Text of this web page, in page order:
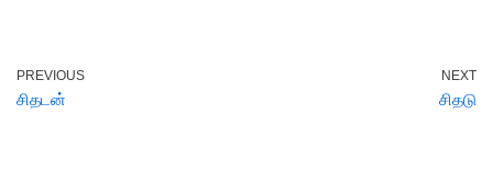
PREVIOUS
சிதடன்
NEXT
சிதடு